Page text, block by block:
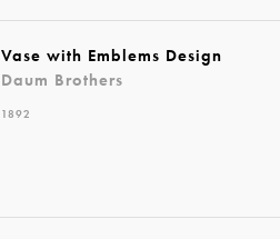
Vase with Emblems Design
Daum Brothers
1892